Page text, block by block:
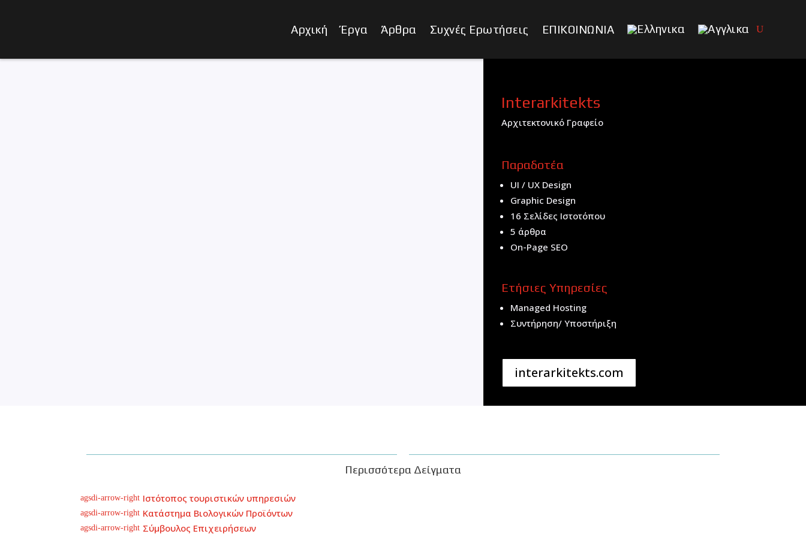
Αρχική Έργα Άρθρα Συχνές Ερωτήσεις ΕΠΙΚΟΙΝΩΝΙΑ
Interarkitekts
Αρχιτεκτονικό Γραφείο
Παραδοτέα
UI / UX Design
Graphic Design
16 Σελίδες Ιστοτόπου
5 άρθρα
On-Page SEO
Ετήσιες Υπηρεσίες
Managed Hosting
Συντήρηση/ Υποστήριξη
interarkitekts.com
Περισσότερα Δείγματα
agsdi-arrow-right Ιστότοπος τουριστικών υπηρεσιών
agsdi-arrow-right Κατάστημα Βιολογικών Προϊόντων
agsdi-arrow-right Σύμβουλος Επιχειρήσεων